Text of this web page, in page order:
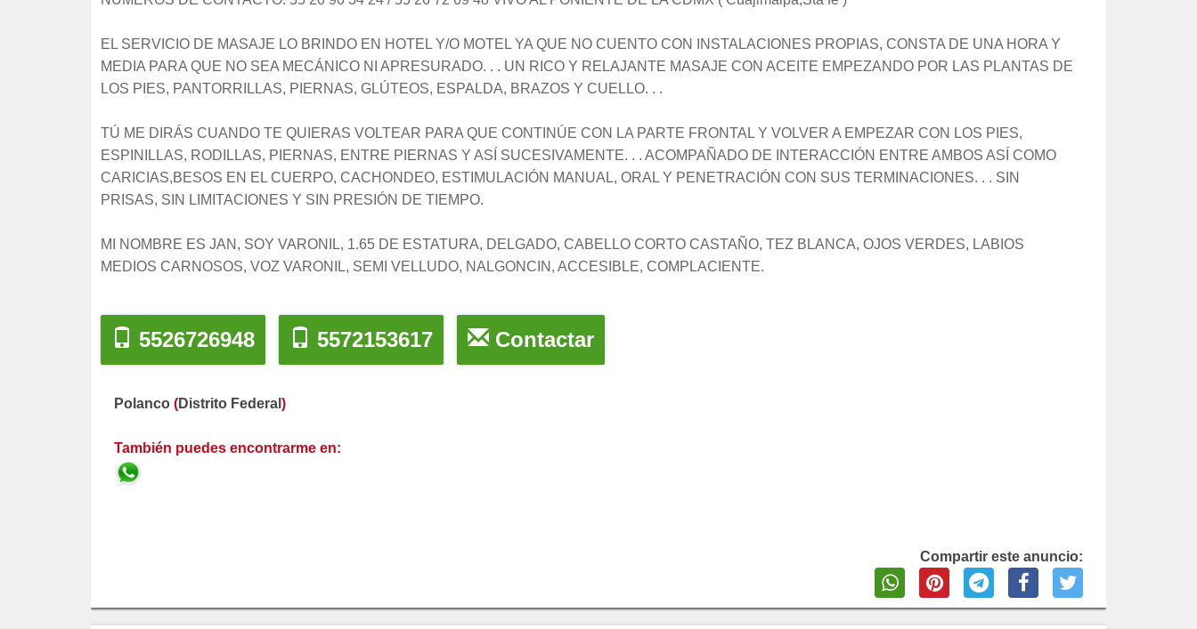
EL SERVICIO DE MASAJE LO BRINDO EN HOTEL Y/O MOTEL YA QUE NO CUENTO CON INSTALACIONES PROPIAS, CONSTA DE UNA HORA Y
MEDIA PARA QUE NO SEA MECÁNICO NI APRESURADO. . . UN RICO Y RELAJANTE MASAJE CON ACEITE EMPEZANDO POR LAS PLANTAS DE
LOS PIES, PANTORRILLAS, PIERNAS, GLÚTEOS, ESPALDA, BRAZOS Y CUELLO. . .
TÚ ME DIRÁS CUANDO TE QUIERAS VOLTEAR PARA QUE CONTINÚE CON LA PARTE FRONTAL Y VOLVER A EMPEZAR CON LOS PIES,
ESPINILLAS, RODILLAS, PIERNAS, ENTRE PIERNAS Y ASÍ SUCESIVAMENTE. . . ACOMPAÑADO DE INTERACCIÓN ENTRE AMBOS ASÍ COMO
CARICIAS,BESOS EN EL CUERPO, CACHONDEO, ESTIMULACIÓN MANUAL, ORAL Y PENETRACIÓN CON SUS TERMINACIONES. . . SIN
PRISAS, SIN LIMITACIONES Y SIN PRESIÓN DE TIEMPO.
MI NOMBRE ES JAN, SOY VARONIL, 1.65 DE ESTATURA, DELGADO, CABELLO CORTO CASTAÑO, TEZ BLANCA, OJOS VERDES, LABIOS
MEDIOS CARNOSOS, VOZ VARONIL, SEMI VELLUDO, NALGONCIN, ACCESIBLE, COMPLACIENTE.
5526726948 5572153617 Contactar
Polanco (Distrito Federal )
También puedes encontrarme en:
Compartir este anuncio: